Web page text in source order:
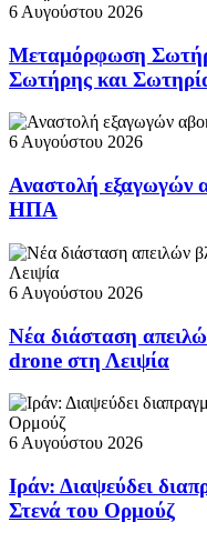
6 Αυγούστου 2026
Μεταμόρφωση
Σωτήρης και
6 Αυγούστου 2026
Αναστολή εξαγωγών
ΗΠΑ
6 Αυγούστου 2026
Νέα διάσταση
drone στη Λειψία
6 Αυγούστου 2026
Ιράν: Διαψεύδει
Στενά του Ορμούζ